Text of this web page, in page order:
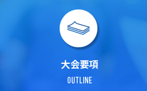
大会要項